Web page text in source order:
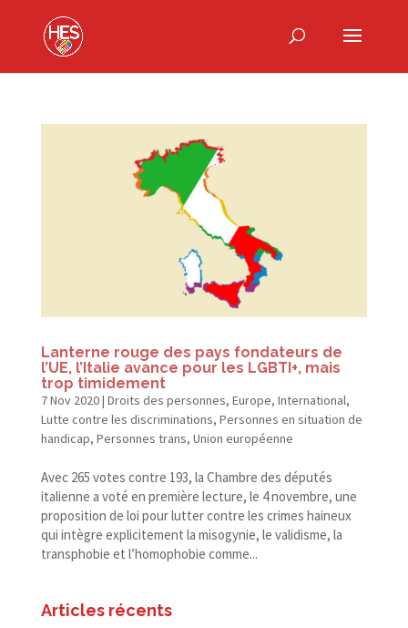
Lanterne rouge des pays fondateurs de
l’UE, l’Italie avance pour les LGBTI+, mais
trop timidement
7 Nov 2020| Droits des personnes, Europe, International,
Lutte contre les discriminations, Personnes en situation de
handicap, Personnes trans, Union européenne
Avec 265 votes contre 193, la Chambre des députés
italienne a voté en première lecture, le 4 novembre, une
proposition de loi pour lutter contre les crimes haineux
qui intègre explicitement la misogynie, le validisme, la
transphobie et l’homophobie comme...
Articles récents